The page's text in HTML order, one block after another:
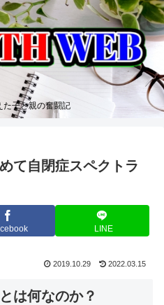
た子と親の奮闘記
て自閉症スペクトラ
LINE
2019.10.29 2022.03.15
とは何なのか？